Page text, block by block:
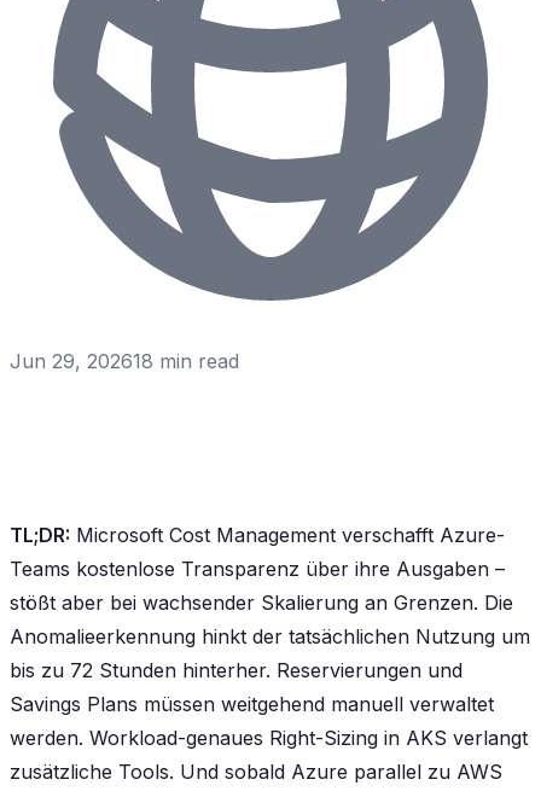
Jun 29, 202618 min read
TL;DR: Microsoft Cost Management verschafft Azure-
Teams kostenlose Transparenz über ihre Ausgaben –
stößt aber bei wachsender Skalierung an Grenzen. Die
Anomalieerkennung hinkt der tatsächlichen Nutzung um
bis zu 72 Stunden hinterher. Reservierungen und
Savings Plans müssen weitgehend manuell verwaltet
werden. Workload-genaues Right-Sizing in AKS verlangt
zusätzliche Tools. Und sobald Azure parallel zu AWS